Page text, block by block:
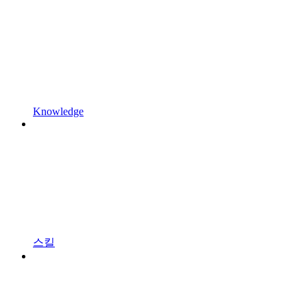
Knowledge
스킬